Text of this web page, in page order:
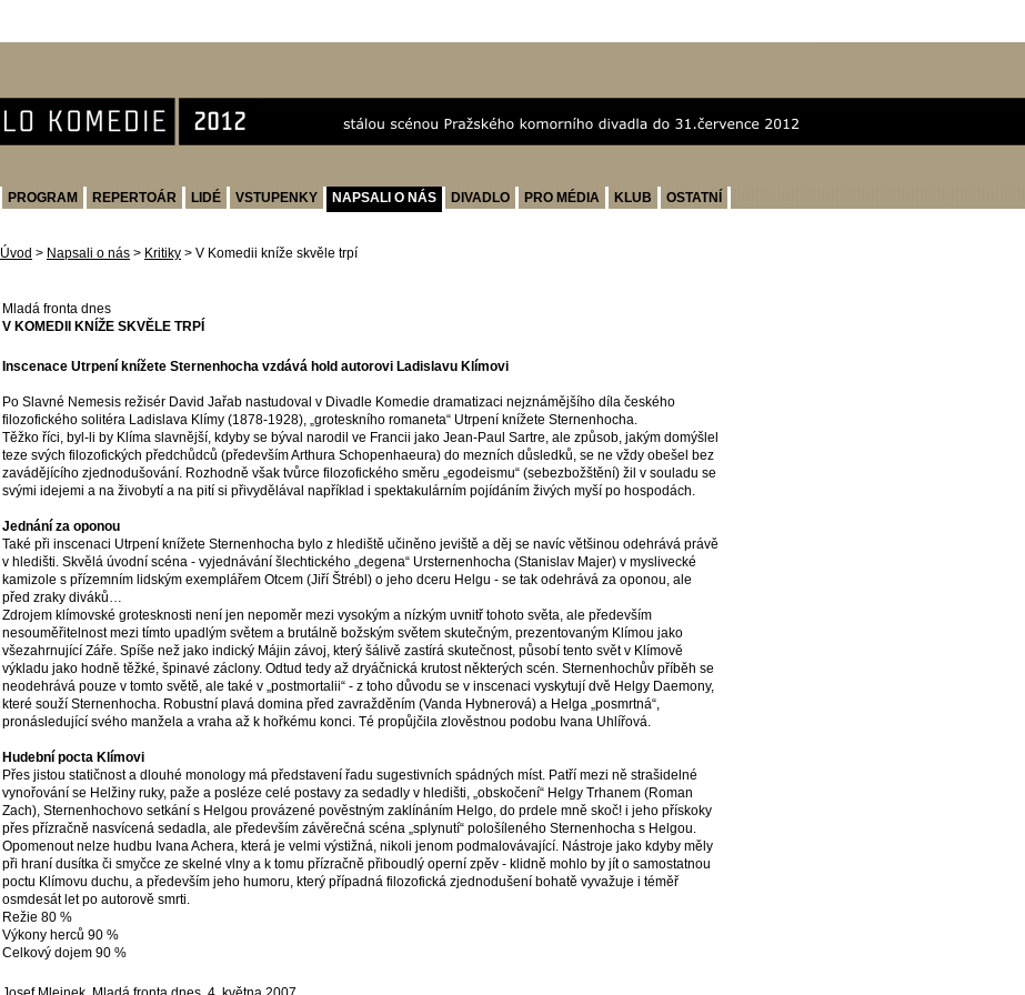
PROGRAM REPERTOÁR LIDÉ VSTUPENKY NAPSALI O NÁS DIVADLO PRO MÉDIA KLUB
OSTATNÍ
Úvod > Napsali o nás > Kritiky > V Komedii kníže skvěle trpí
Mladá fronta dnes
V KOMEDII KNÍŽE SKVĚLE TRPÍ
Inscenace Utrpení knížete Sternenhocha vzdává hold autorovi Ladislavu Klímovi
Po Slavné Nemesis režisér David Jařab nastudoval v Divadle Komedie dramatizaci nejznámějšího díla českého
filozofického solitéra Ladislava Klímy (1878-1928), „groteskního romaneta“ Utrpení knížete Sternenhocha.
Těžko říci, byl-li by Klíma slavnější, kdyby se býval narodil ve Francii jako Jean-Paul Sartre, ale způsob, jakým domýšlel
teze svých filozofických předchůdců (především Arthura Schopenhaeura) do mezních důsledků, se ne vždy obešel bez
zavádějícího zjednodušování. Rozhodně však tvůrce filozofického směru „egodeismu“ (sebezbožštění) žil v souladu se
svými idejemi a na živobytí a na pití si přivydělával například i spektakulárním pojídáním živých myší po hospodách.
Jednání za oponou
Také při inscenaci Utrpení knížete Sternenhocha bylo z hlediště učiněno jeviště a děj se navíc většinou odehrává právě
v hledišti. Skvělá úvodní scéna - vyjednávání šlechtického „degena“ Ursternenhocha (Stanislav Majer) v myslivecké
kamizole s přízemním lidským exemplářem Otcem (Jiří Štrébl) o jeho dceru Helgu - se tak odehrává za oponou, ale
před zraky diváků…
Zdrojem klímovské grotesknosti není jen nepoměr mezi vysokým a nízkým uvnitř tohoto světa, ale především
nesouměřitelnost mezi tímto upadlým světem a brutálně božským světem skutečným, prezentovaným Klímou jako
všezahrnující Záře. Spíše než jako indický Májin závoj, který šálivě zastírá skutečnost, působí tento svět v Klímově
výkladu jako hodně těžké, špinavé záclony. Odtud tedy až dryáčnická krutost některých scén. Sternenhochův příběh se
neodehrává pouze v tomto světě, ale také v „postmortalii“ - z toho důvodu se v inscenaci vyskytují dvě Helgy Daemony,
které souží Sternenhocha. Robustní plavá domina před zavražděním (Vanda Hybnerová) a Helga „posmrtná“,
pronásledující svého manžela a vraha až k hořkému konci. Té propůjčila zlověstnou podobu Ivana Uhlířová.
Hudební pocta Klímovi
Přes jistou statičnost a dlouhé monology má představení řadu sugestivních spádných míst. Patří mezi ně strašidelné
vynořování se Helžiny ruky, paže a posléze celé postavy za sedadly v hledišti, „obskočení“ Helgy Trhanem (Roman
Zach), Sternenhochovo setkání s Helgou provázené pověstným zaklínáním Helgo, do prdele mně skoč! i jeho přískoky
přes přízračně nasvícená sedadla, ale především závěrečná scéna „splynutí“ pološíleného Sternenhocha s Helgou.
Opomenout nelze hudbu Ivana Achera, která je velmi výstižná, nikoli jenom podmalovávající. Nástroje jako kdyby měly
při hraní dusítka či smyčce ze skelné vlny a k tomu přízračně přiboudlý operní zpěv - klidně mohlo by jít o samostatnou
poctu Klímovu duchu, a především jeho humoru, který případná filozofická zjednodušení bohatě vyvažuje i téměř
osmdesát let po autorově smrti.
Režie 80 %
Výkony herců 90 %
Celkový dojem 90 %